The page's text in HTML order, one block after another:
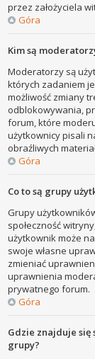
przez założyciela
Góra
Kim są
Moderatorzy są
których zadaniem
możliwość zmiany
odblokowywania,
forum, które
użytkownicy pisali
obraźliwych
Góra
Co to są grupy
Grupy
społeczność
użytkownik może
swoje własne
zmieniać
uprawnienia
prywatnego forum.
Góra
Gdzie znajduje się
grupy?